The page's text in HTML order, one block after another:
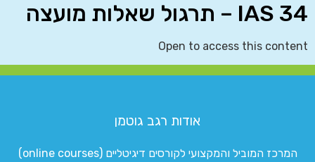
IAS 34 – תרגול שאלות מועצה
Open to access this content
אודות רגב גוטמן
המרכז המוביל והמקצועי לקורסים דיגיטליים (online courses)